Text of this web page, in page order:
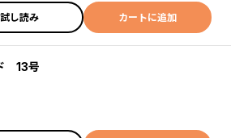
試し読み カートに追加
13号